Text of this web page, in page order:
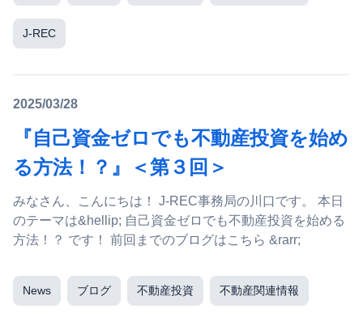
J-REC
2025/03/28
『自己資金ゼロでも不動産投資を始め
る方法！？』＜第３回＞
みなさん、こんにちは！ J-REC事務局の川口です。 本日
のテーマは&hellip; 自己資金ゼロでも不動産投資を始める
方法！？ です！ 前回までのブログはこちら &rarr;
News ブログ 不動産投資 不動産関連情報